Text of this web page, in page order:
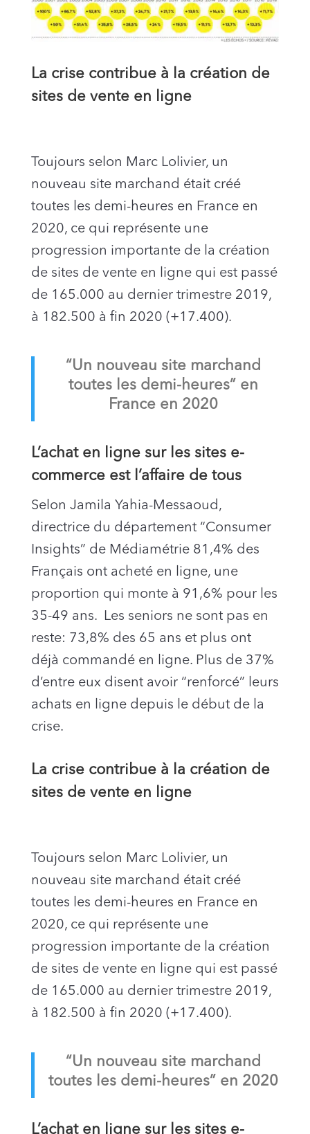
La crise contribue à la création de
sites de vente en ligne
Toujours selon Marc Lolivier, un
nouveau site marchand était créé
toutes les demi-heures en France en
2020, ce qui représente une
progression importante de la création
de sites de vente en ligne qui est passé
de 165.000 au dernier trimestre 2019,
à 182.500 à fin 2020 (+17.400).
“Un nouveau site marchand
toutes les demi-heures” en
France en 2020
L’achat en ligne sur les sites e-
commerce est l’affaire de tous
Selon Jamila Yahia-Messaoud,
directrice du département “Consumer
Insights” de Médiamétrie 81,4% des
Français ont acheté en ligne, une
proportion qui monte à 91,6% pour les
35-49 ans. Les seniors ne sont pas en
reste: 73,8% des 65 ans et plus ont
déjà commandé en ligne. Plus de 37%
d’entre eux disent avoir “renforcé” leurs
achats en ligne depuis le début de la
crise.
La crise contribue à la création de
sites de vente en ligne
Toujours selon Marc Lolivier, un
nouveau site marchand était créé
toutes les demi-heures en France en
2020, ce qui représente une
progression importante de la création
de sites de vente en ligne qui est passé
de 165.000 au dernier trimestre 2019,
à 182.500 à fin 2020 (+17.400).
“Un nouveau site marchand
toutes les demi-heures” en 2020
L’achat en ligne sur les sites e-